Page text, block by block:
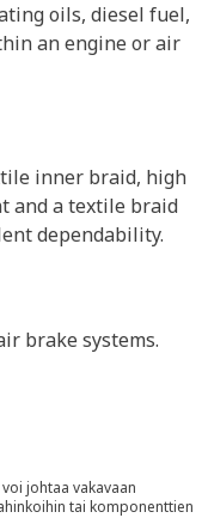
oils, diesel fuel,
an engine or air
inner braid, high
and a textile braid
dependability.
brake systems.
johtaa vakavaan
tai komponenttien